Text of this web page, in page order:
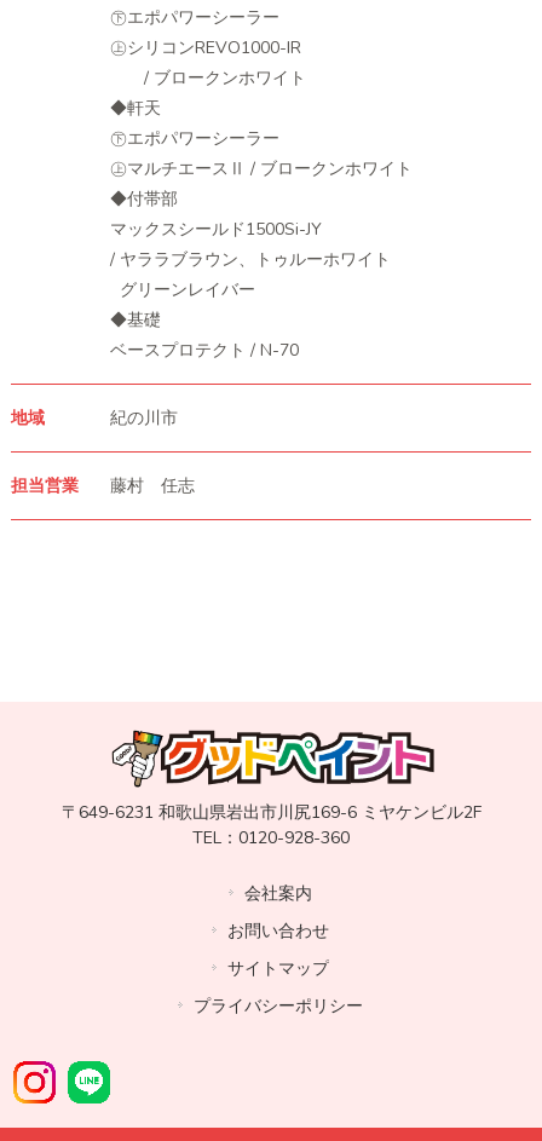
㊦エポパワーシーラー
㊤シリコンREVO1000-IR
/ ブロークンホワイト
◆軒天
㊦エポパワーシーラー
㊤マルチエースⅡ / ブロークンホワイト
◆付帯部
マックスシールド1500Si-JY
/ ヤララブラウン、トゥルーホワイト
グリーンレイバー
◆基礎
ベースプロテクト / N-70
地域 紀の川市
担当営業 藤村 任志
〒649-6231 和歌山県岩出市川尻169-6 ミヤケンビル2F
TEL：0120-928-360
会社案内
お問い合わせ
サイトマップ
プライバシーポリシー